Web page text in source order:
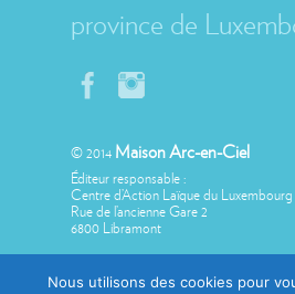
province de
© 2014 Maison Arc-en-Ciel
Éditeur responsable :
Centre d’Action Laïque du Luxembourg
Rue de l’ancienne Gare 2
6800 Libramont
Nous utilisons des cookies pour